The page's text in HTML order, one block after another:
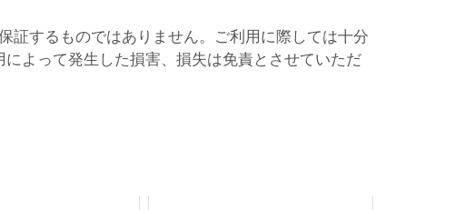
証するものではありません。ご利用に際しては十分
よって発生した損害、損失は免責とさせていただ